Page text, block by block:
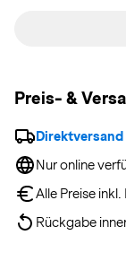
Preis- &
Direktversand
Nur online
Alle Preise
Rückgabe